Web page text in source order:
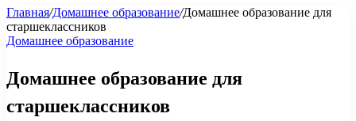
Главная/Домашнее образование/Домашнее образование для
старшеклассников
Домашнее образование
Домашнее образование для
старшеклассников